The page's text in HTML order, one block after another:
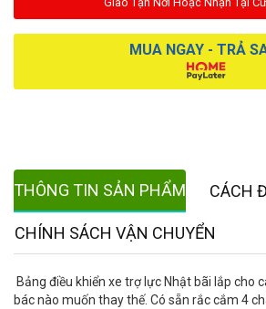
MUA NGAY - TRẢ
THÔNG TIN SẢN PHẨM CÁCH
CHÍNH SÁCH VẬN CHUYỂN
Bảng điều khiển xe trợ lực Nhật bãi lắp cho
bác nào muốn thay thế. Có sẵn rắc cắm 4